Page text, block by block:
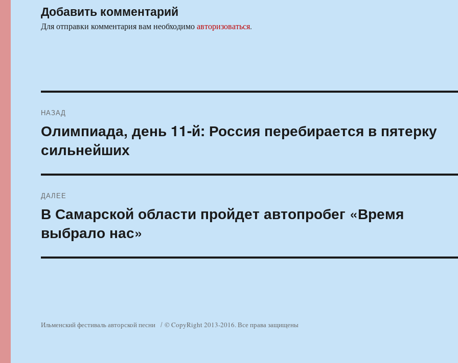
Добавить комментарий
Для отправки комментария вам необходимоавторизоваться.
по
записям
НАЗАД
Предыдущая
Олимпиада, день 11-й: Россия перебирается в пятерку
сильнейших
ДАЛЕЕ
Следующая
запись:
В Самарской области пройдет автопробег «Время
выбрало нас»
Ильменский фестиваль авторской песни © CopyRight 2013-2016. Все права защищены